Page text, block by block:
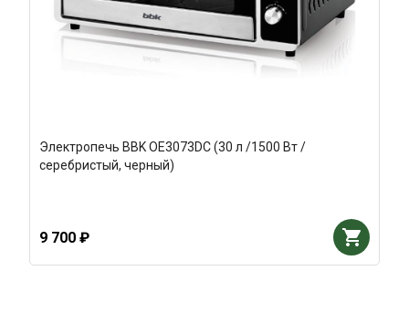
Электропечь BBK OE3073DC (30 л /1500 Вт /
серебристый, черный)
9 700 ₽